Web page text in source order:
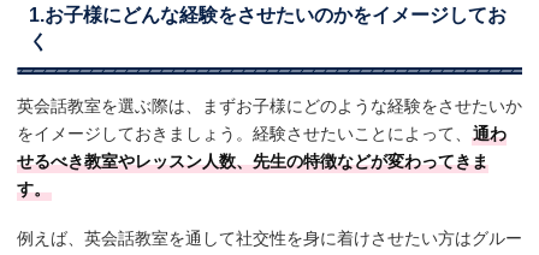
1.お子様にどんな経験をさせたいのかをイメージしてお
く
英会話教室を選ぶ際は、まずお子様にどのような経験をさせたいか
をイメージしておきましょう。経験させたいことによって、 通わ
せるべき教室やレッスン人数、先生の特徴などが変わってきま
す。
例えば、英会話教室を通して社交性を身に着けさせたい方はグルー